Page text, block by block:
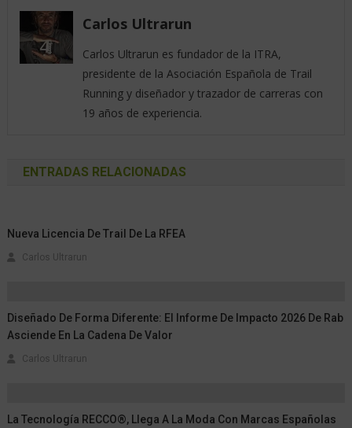
Carlos Ultrarun
Carlos Ultrarun es fundador de la ITRA,
presidente de la Asociación Española de Trail
Running y diseñador y trazador de carreras con
19 años de experiencia.
ENTRADAS RELACIONADAS
Nueva Licencia De Trail De La RFEA
Carlos Ultrarun
Diseñado De Forma Diferente: El Informe De Impacto 2026 De Rab
Asciende En La Cadena De Valor
Carlos Ultrarun
La Tecnología RECCO®, Llega A La Moda Con Marcas Españolas